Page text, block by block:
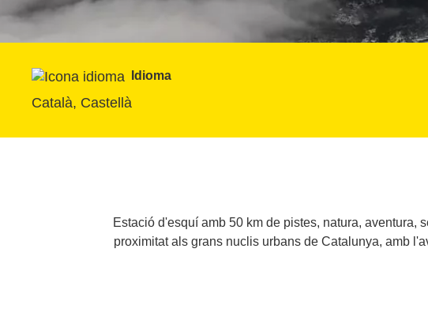
Idioma
Català, Castellà
Estació d'esquí amb 50 km de pistes, natura, aventura,
proximitat als grans nuclis urbans de Catalunya, amb